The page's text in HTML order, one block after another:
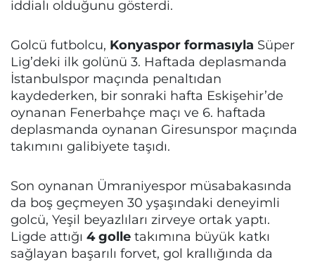
iddialı olduğunu gösterdi.
Golcü futbolcu, Konyaspor formasıyla Süper
Lig’deki ilk golünü 3. Haftada deplasmanda
İstanbulspor maçında penaltıdan
kaydederken, bir sonraki hafta Eskişehir’de
oynanan Fenerbahçe maçı ve 6. haftada
deplasmanda oynanan Giresunspor maçında
takımını galibiyete taşıdı.
Son oynanan Ümraniyespor müsabakasında
da boş geçmeyen 30 yşaşındaki deneyimli
golcü, Yeşil beyazlıları zirveye ortak yaptı.
Ligde attığı 4 golle takımına büyük katkı
sağlayan başarılı forvet, gol krallığında da